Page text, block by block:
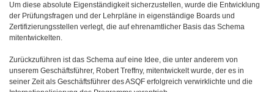
Um diese absolute Eigenständigkeit sicherzustellen, wurde die Entwicklung
der Prüfungsfragen und der Lehrpläne in eigenständige Boards und
Zertifizierungsstellen verlegt, die auf ehrenamtlicher Basis das Schema
mitentwickelten.
Zurückzuführen ist das Schema auf eine Idee, die unter anderem von
unserem Geschäftsführer, Robert Treffny, mitentwickelt wurde, der es in
seiner Zeit als Geschäftsführer des ASQF erfolgreich verwirklichte und die